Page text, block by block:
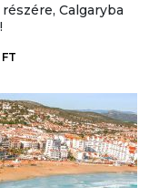
Calgaryba